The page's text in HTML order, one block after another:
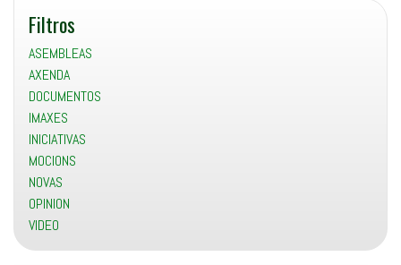
Filtros
ASEMBLEAS
AXENDA
DOCUMENTOS
IMAXES
INICIATIVAS
MOCIONS
NOVAS
OPINION
VIDEO